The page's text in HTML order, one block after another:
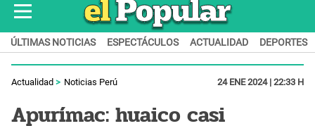
ÚLTIMAS NOTICIAS ESPECTÁCULOS ACTUALIDAD DEPORTES
Actualidad Noticias Perú 24 ENE 2024 | 22:33 H
Apurímac: huaico casi